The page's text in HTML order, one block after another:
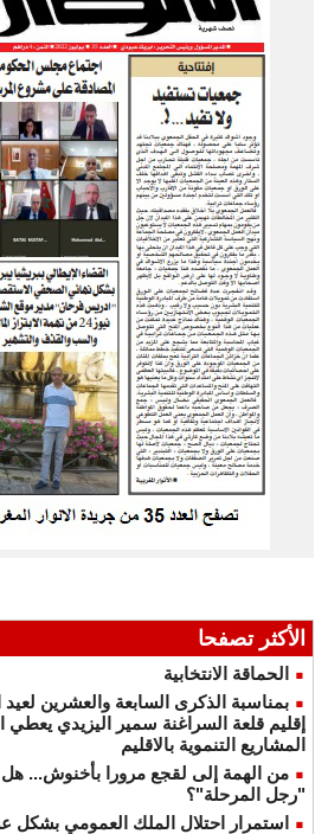
الأكثر تصفحا
الحماقة الانتخابية
بمناسبة الذكرى السابعة والعشرين
إقليم قلعة السراغنة سمير اليزيدي
المشاريع التنموية بالاقليم
من الهمة إلى لقجع مرورا بأخنوش...
"رجل المرحلة"؟
استمرار احتلال الملك العمومي بشكل